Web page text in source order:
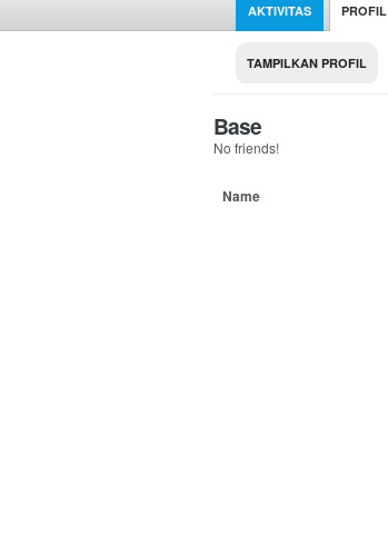
AKTIVITAS PROFIL
TAMPILKAN PROFIL
Base
No friends!
Name